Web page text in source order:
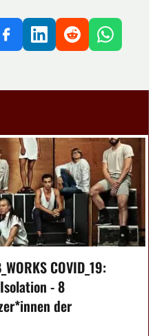
COVID_19:
- 8
der